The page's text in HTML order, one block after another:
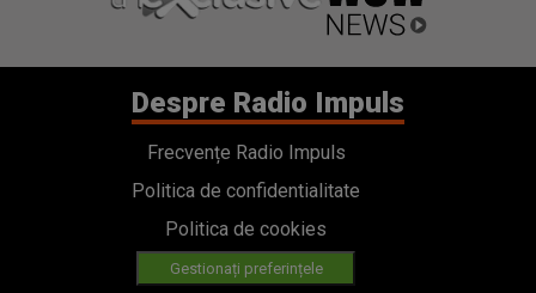
Despre Radio Impuls
Frecvențe Radio Impuls
Politica de confidentialitate
Politica de cookies
Gestionați preferințele